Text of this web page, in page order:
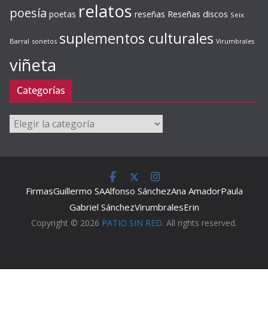
poesía poetas relatos reseñas Reseñas discos Seix
Barral sonetos suplementos culturales Virumbrales
viñeta
Categorías
Categorías
FirmasGuillermo SAAlfonso SánchezAna AmadorPaula
Gabriel SánchezVirumbralesErin
Copyright © 2026 PATIO SIN RED. All rights reserved.